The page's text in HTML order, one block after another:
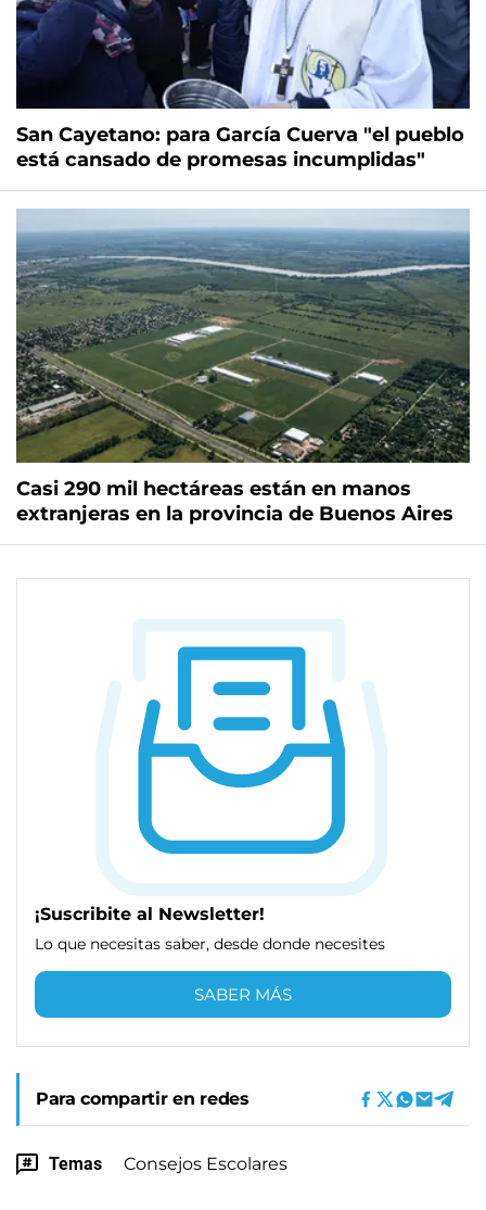
San Cayetano: para García Cuerva "el pueblo
está cansado de promesas incumplidas"
Casi 290 mil hectáreas están en manos
extranjeras en la provincia de Buenos Aires
¡Suscribite al Newsletter!
Lo que necesitas saber, desde donde necesites
SABER MÁS
Para compartir en redes
Temas Consejos Escolares